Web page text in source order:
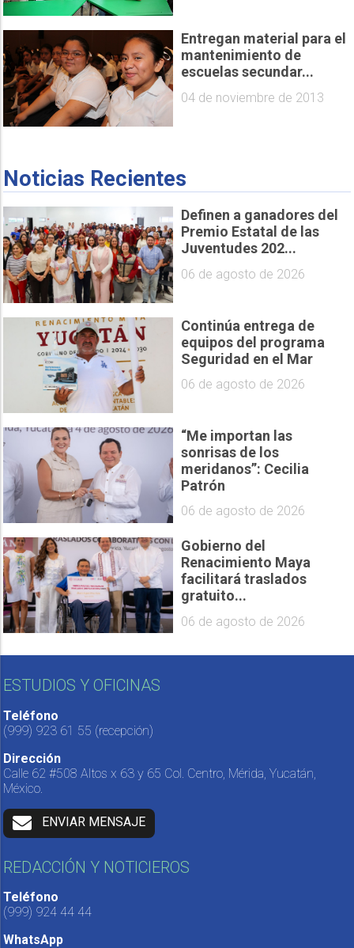
Entregan material para el
mantenimiento de
escuelas secundar...
04 de noviembre de 2013
Noticias Recientes
Definen a ganadores del
Premio Estatal de las
Juventudes 202...
06 de agosto de 2026
Continúa entrega de
equipos del programa
Seguridad en el Mar
06 de agosto de 2026
“Me importan las
sonrisas de los
meridanos”: Cecilia
Patrón
06 de agosto de 2026
Gobierno del
Renacimiento Maya
facilitará traslados
gratuito...
06 de agosto de 2026
ESTUDIOS Y OFICINAS
Teléfono
(999) 923 61 55 (recepción)
Dirección
Calle 62 #508 Altos x 63 y 65 Col. Centro, Mérida, Yucatán,
México.
ENVIAR MENSAJE
REDACCIÓN Y NOTICIEROS
Teléfono
(999) 924 44 44
WhatsApp